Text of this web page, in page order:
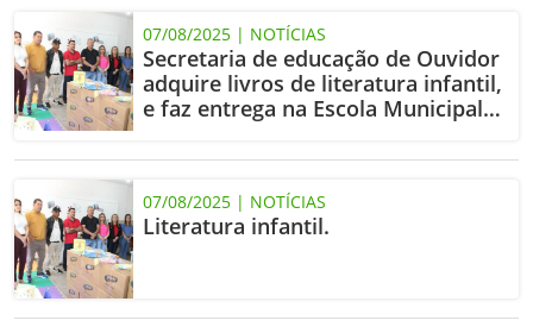
07/08/2025 | NOTÍCIAS
Secretaria de educação de Ouvidor
adquire livros de literatura infantil,
e faz entrega na Escola Municipal
07/08/2025 | NOTÍCIAS
Literatura infantil.